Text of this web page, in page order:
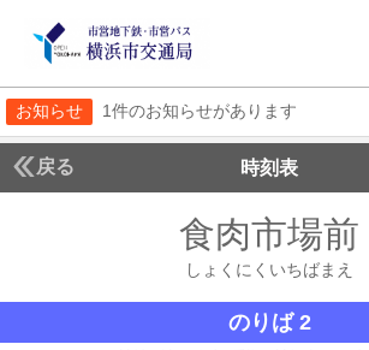
お知らせ 1件のお知らせがあります
戻る 時刻表
食肉市場前
しょくにくいちばまえ
のりば 2